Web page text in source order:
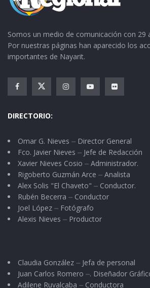
Somos un medio de comunicación con 29
Por nuestras páginas han aparecido los
importantes de Nayarit.
DIRECTORIO:
Omar G. Nieves ⏤ Director General
Fco. Javier Nieves ⏤ Jefe de Redacción
Xavier Nieves Cosio ⏤ Administrador.
Rigoberto Guzmán Arce ⏤ Analista
Alex Solis "El Chaveto" ⏤ Conductor.
Rubén Becerra ⏤ Conductor
Joel López ⏤ Fotógrafo
Alexis Nieves ⏤ Productor
Claudia González ⏤ Jefa de personal
Juan Carlos Romero ⏤. Diseñador
Adilene Ruvalcaba ⏤ Conductora